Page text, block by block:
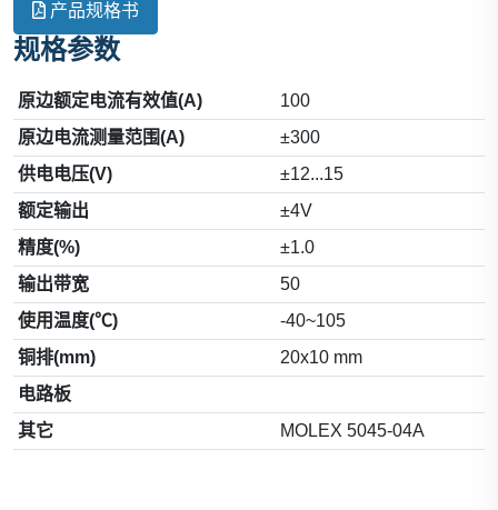
产品规格书
规格参数
原边额定电流有效值(A)
100
原边电流测量范围(A)
±300
供电电压(V)
±12...15
额定输出
±4V
精度(%)
±1.0
输出带宽
50
使用温度(℃)
-40~105
铜排(mm)
20x10 mm
电路板
其它
MOLEX 5045-04A